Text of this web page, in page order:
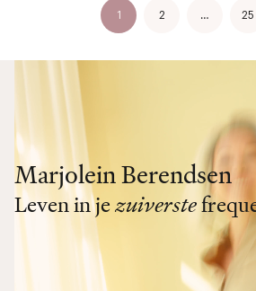
1 2 … 25
Marjolein Berendsen
Leven in jezuiverste